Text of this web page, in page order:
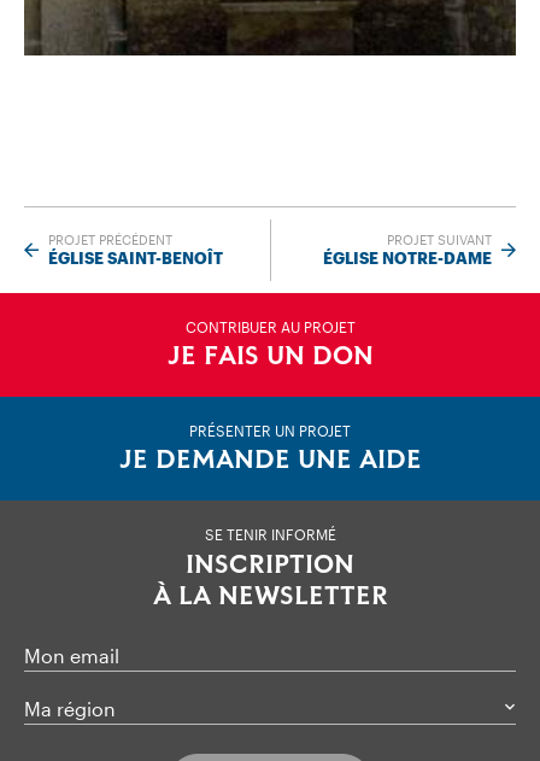
PROJET PRÉCÉDENT
ÉGLISE SAINT-BENOÎT
PROJET SUIVANT
ÉGLISE NOTRE-DAME
CONTRIBUER AU PROJET
JE FAIS UN DON
PRÉSENTER UN PROJET
JE DEMANDE UNE AIDE
SE TENIR INFORMÉ
INSCRIPTION
À LA NEWSLETTER
Mon email
Ma région